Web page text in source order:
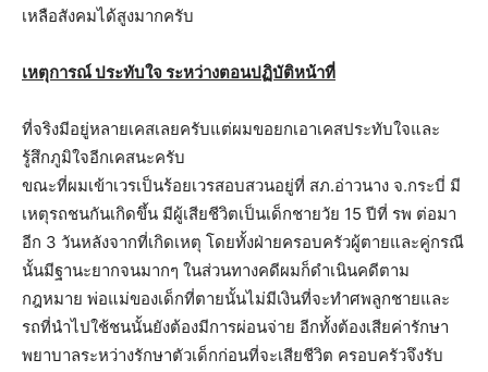
เหลือสังคมได้สูงมากครับ
เหตุการณ์ ประทับใจ ระหว่างตอนปฏิบัติหน้าที่
ที่จริงมีอยู่หลายเคสเลยครับแต่ผมขอยกเอาเคสประทับใจและ
รู้สึกภูมิใจอีกเคสนะครับ
ขณะที่ผมเข้าเวรเป็นร้อยเวรสอบสวนอยู่ที่ สภ.อ่าวนาง จ.กระบี่ มี
เหตุรถชนกันเกิดขึ้น มีผู้เสียชีวิตเป็นเด็กชายวัย 15 ปีที่ รพ ต่อมา
อีก 3 วันหลังจากที่เกิดเหตุ โดยทั้งฝ่ายครอบครัวผู้ตายและคู่กรณี
นั้นมีฐานะยากจนมากๆ ในส่วนทางคดีผมก็ดำเนินคดีตาม
กฎหมาย พ่อแม่ของเด็กที่ตายนั้นไม่มีเงินที่จะทำศพลูกชายและ
รถที่นำไปใช้ชนนั้นยังต้องมีการผ่อนจ่าย อีกทั้งต้องเสียค่ารักษา
พยาบาลระหว่างรักษาตัวเด็กก่อนที่จะเสียชีวิต ครอบครัวจึงรับ